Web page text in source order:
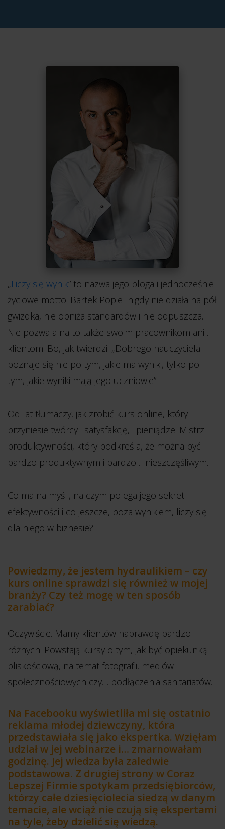
„Liczy się wynik” to nazwa jego bloga i jednocześnie
życiowe motto. Bartek Popiel nigdy nie działa na pół
gwizdka, nie obniża standardów i nie odpuszcza.
Nie pozwala na to także swoim pracownikom ani…
klientom. Bo, jak twierdzi: „Dobrego nauczyciela
poznaje się nie po tym, jakie ma wyniki, tylko po
tym, jakie wyniki mają jego uczniowie”.
Od lat tłumaczy, jak zrobić kurs online, który
przyniesie twórcy i satysfakcję, i pieniądze. Mistrz
produktywności, który podkreśla, że można być
bardzo produktywnym i bardzo… nieszczęśliwym.
Co ma na myśli, na czym polega jego sekret
efektywności i co jeszcze, poza wynikiem, liczy się
dla niego w biznesie?
Powiedzmy, że jestem hydraulikiem – czy
kurs online sprawdzi się również w mojej
branży? Czy też mogę w ten sposób
zarabiać?
Oczywiście. Mamy klientów naprawdę bardzo
różnych. Powstają kursy o tym, jak być opiekunką
bliskościową, na temat fotografii, mediów
społecznościowych czy… podłączenia sanitariatów.
Na Facebooku wyświetliła mi się ostatnio
reklama młodej dziewczyny, która
przedstawiała się jako ekspertka. Wzięłam
udział w jej webinarze i… zmarnowałam
godzinę. Jej wiedza była zaledwie
podstawowa. Z drugiej strony w Coraz
Lepszej Firmie spotykam przedsiębiorców,
którzy całe dziesięciolecia siedzą w danym
temacie, ale wciąż nie czują się ekspertami
na tyle, żeby dzielić się wiedzą.